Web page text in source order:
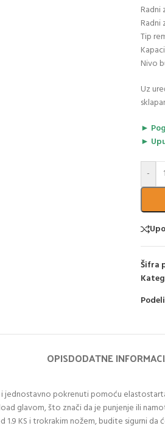
Radni
Radni
Tip
Nivo
Uz
►
►
-
Šifra
OPISDODATNE
pokrenuti pomoću
glavom, što znači da je punjenje ili
1.9 KS i trokrakim nožem, budite sigurni